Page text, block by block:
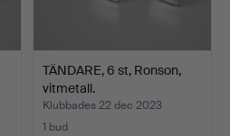
TÄNDARE, 6 st, Ronson,
vitmetall.
Klubbades 22 dec 2023
1 bud